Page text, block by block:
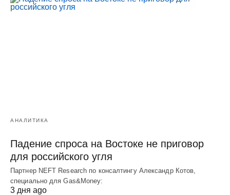
АНАЛИТИКА
Падение спроса на Востоке не приговор
для российского угля
Партнер NEFT Research по консалтингу Александр Котов,
специально для Gas&Money:
3 дня ago